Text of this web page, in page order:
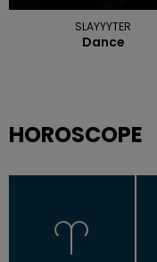
SLAYYYTER
Dance
HOROSCOPE